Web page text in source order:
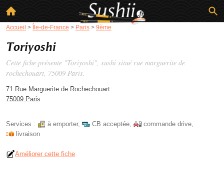
Accueil > Île-de-France > Paris > 9ème
Toriyoshi
Cette fiche présente "Toriyoshi", sushi situé rue marguerite de
rochechouart, 75009 Paris.
71 Rue Marguerite de Rochechouart
75009 Paris
Services : à emporter, CB acceptée, commande drive,
livraison
Améliorer cette fiche